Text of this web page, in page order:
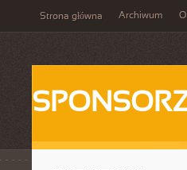
Strona główna Archiwum